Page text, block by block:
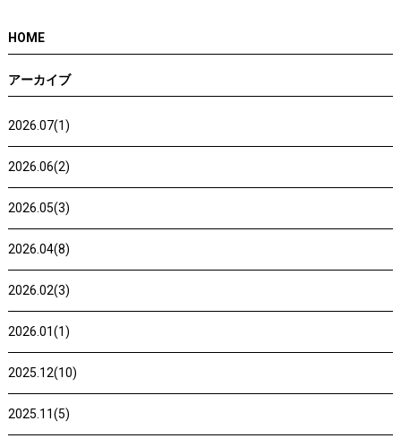
HOME
アーカイブ
2026.07(1)
2026.06(2)
2026.05(3)
2026.04(8)
2026.02(3)
2026.01(1)
2025.12(10)
2025.11(5)